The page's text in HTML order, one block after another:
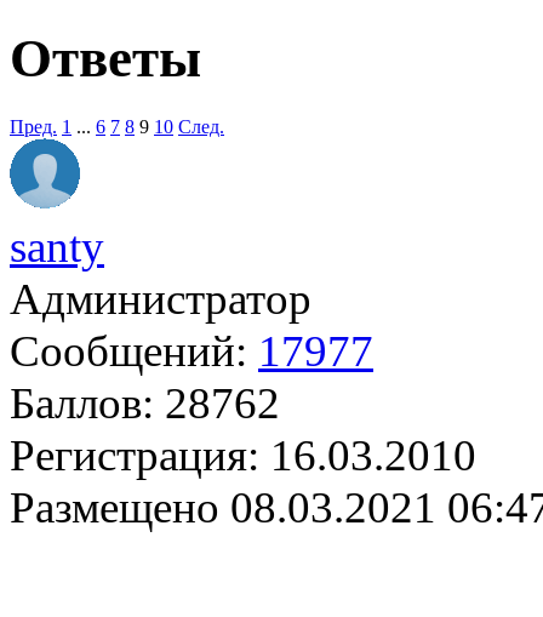
Ответы
Пред. 1 ... 6 7 8 9 10 След.
santy
Администратор
Сообщений: 17977
Баллов: 28762
Регистрация: 16.03.2010
Размещено 08.03.2021